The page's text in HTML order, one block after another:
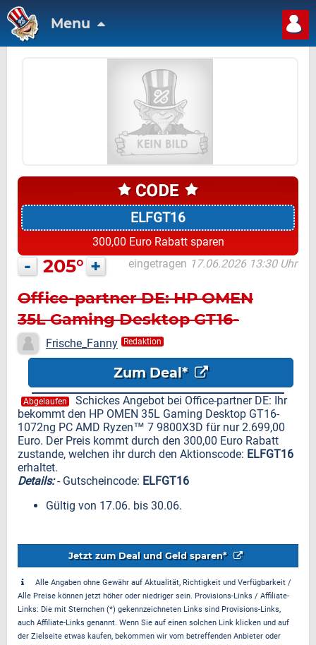
Menu
ELFGT16
300,00 Euro Rabatt sparen
- 205° + eingetragen 17.06.2026 13:30 Uhr
Office-partner DE: HP OMEN
35L Gaming Desktop GT16-
1072ng PC AMD Ryzen™ 7
9800X3D für nur
Frische_Fanny Redaktion
Zum Deal*
Abgelaufen
Schickes Angebot bei Office-partner DE: Ihr
bekommt den HP OMEN 35L Gaming Desktop GT16-
1072ng PC AMD Ryzen™ 7 9800X3D für nur 2.699,00
Euro. Der Preis kommt durch den 300,00 Euro Rabatt
zustande, welchen ihr durch den Aktionscode: ELFGT16
erhaltet.
Details:- Gutscheincode: ELFGT16
Gültig von 17.06. bis 30.06.
Jetzt zum Deal und Geld sparen*
Alle Angaben ohne Gewähr auf Aktualität, Richtigkeit und Verfügbarkeit /
Alle Preise können jetzt höher oder niedriger sein. Provisions-Links / Affiliate-
Links: Die mit Sternchen (*) gekennzeichneten Links sind Provisions-Links,
auch Affiliate-Links genannt. Wenn Sie auf einen solchen Link klicken und auf
der Zielseite etwas kaufen, bekommen wir vom betreffenden Anbieter oder